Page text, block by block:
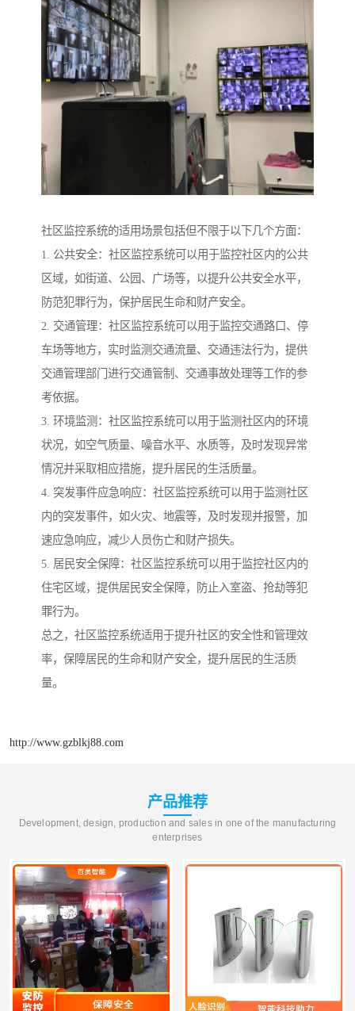
社区监控系统的适用场景包括但不限于以下几个方面：
1. 公共安全：社区监控系统可以用于监控社区内的公共
区域，如街道、公园、广场等，以提升公共安全水平，
防范犯罪行为，保护居民生命和财产安全。
2. 交通管理：社区监控系统可以用于监控交通路口、停
车场等地方，实时监测交通流量、交通违法行为，提供
交通管理部门进行交通管制、交通事故处理等工作的参
考依据。
3. 环境监测：社区监控系统可以用于监测社区内的环境
状况，如空气质量、噪音水平、水质等，及时发现异常
情况并采取相应措施，提升居民的生活质量。
4. 突发事件应急响应：社区监控系统可以用于监测社区
内的突发事件，如火灾、地震等，及时发现并报警，加
速应急响应，减少人员伤亡和财产损失。
5. 居民安全保障：社区监控系统可以用于监控社区内的
住宅区域，提供居民安全保障，防止入室盗、抢劫等犯
罪行为。
总之，社区监控系统适用于提升社区的安全性和管理效
率，保障居民的生命和财产安全，提升居民的生活质
量。
http://www.gzblkj88.com
产品推荐
Development, design, production and sales in one of the manufacturing
enterprises